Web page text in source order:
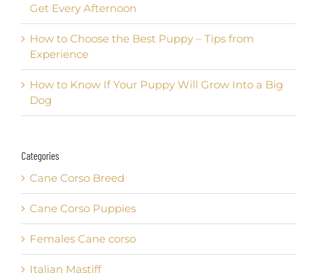
Get Every Afternoon
How to Choose the Best Puppy – Tips from
Experience
How to Know If Your Puppy Will Grow Into a Big
Dog
Categories
Cane Corso Breed
Cane Corso Puppies
Females Cane corso
Italian Mastiff